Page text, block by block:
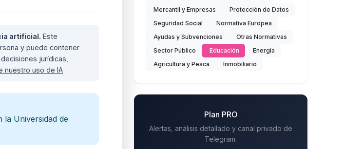
artificial. Este
y puede contener
jurídicas,
nuestro uso de IA
la Universidad de
Mercantil y Empresas
Protección de Datos
Seguridad Social
Normativa Europea
Ayudas y Subvenciones
Otras Normativas
Sector Público
Educación
Energía
Agricultura y Pesca
Inmobiliario
Plan PRO
Alertas, análisis detallado y canal privado de
Telegram.